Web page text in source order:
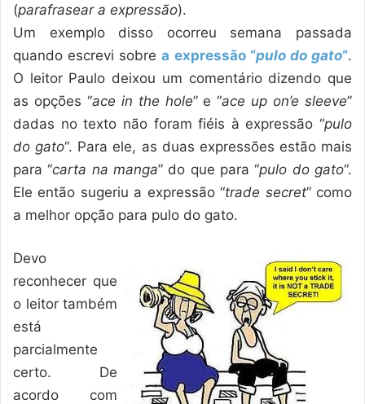
(parafrasear a expressão).
Um exemplo disso ocorreu semana passada
quando escrevi sobrea expressão “pulo do gato“.
O leitor Paulo deixou um comentário dizendo que
as opções “ace in the hole” e “ace up on’e sleeve”
dadas no texto não foram fiéis à expressão “pulo
do gato“. Para ele, as duas expressões estão mais
para “carta na manga” do que para “pulo do gato“.
Ele então sugeriu a expressão “trade secret” como
a melhor opção para pulo do gato.
Devo
reconhecer que
o leitor também
está
parcialmente
certo. De
acordo com